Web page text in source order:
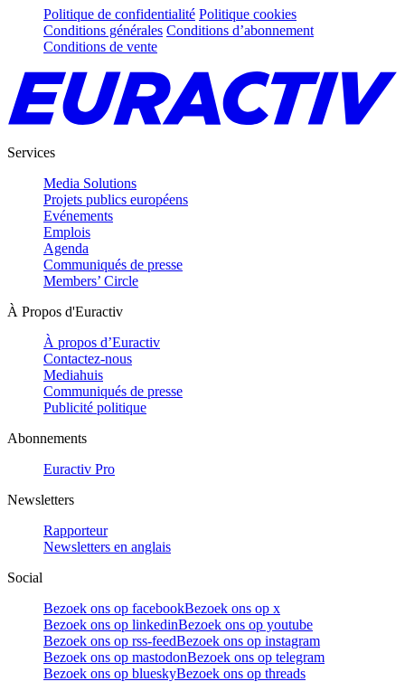
Politique de confidentialité Politique cookies
Conditions générales Conditions d’abonnement
Conditions de vente
Services
Media Solutions
Projets publics européens
Evénements
Emplois
Agenda
Communiqués de presse
Members’ Circle
À Propos d'Euractiv
À propos d’Euractiv
Contactez-nous
Mediahuis
Communiqués de presse
Publicité politique
Abonnements
Euractiv Pro
Newsletters
Rapporteur
Newsletters en anglais
Social
Bezoek ons op facebookBezoek ons op x
Bezoek ons op linkedinBezoek ons op youtube
Bezoek ons op rss-feedBezoek ons op instagram
Bezoek ons op mastodonBezoek ons op telegram
Bezoek ons op blueskyBezoek ons op threads